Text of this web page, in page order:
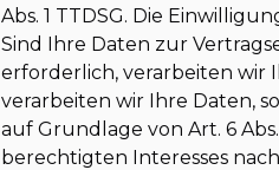
Abs. 1 TTDSG. Die
Sind Ihre Daten zur
erforderlich, verarbeiten wir
verarbeiten wir Ihre Daten,
auf Grundlage von Art. 6
berechtigten Interesses nach